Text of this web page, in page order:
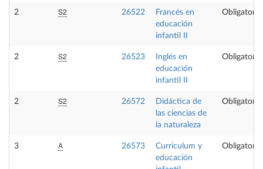
2 S2 26522
Francés en
educación
infantil II
Obligatoria
2 S2 26523
Inglés en
educación
infantil II
Obligatoria
2 S2 26572
Didáctica de
las ciencias de
la naturaleza
Obligatoria
3 A 26573
Curriculum y
educación
Obligatoria